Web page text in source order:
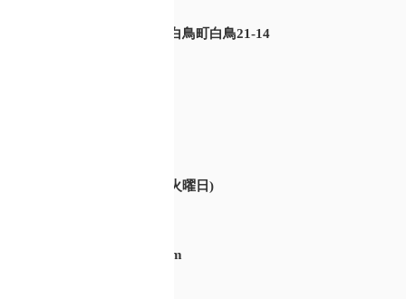
〒501-5121 岐阜県郡上市白鳥町白鳥21-14
(月曜日が祝日の場合は翌火曜日)
E-mail：info@harokan.com